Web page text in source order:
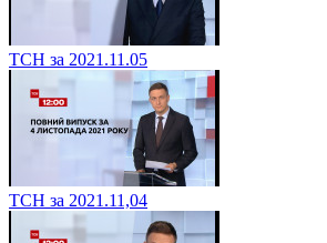
ТСН за 2021.11.05
ТСН за 2021.11,04